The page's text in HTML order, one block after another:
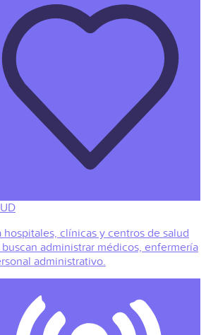
hospitales, clínicas y centros de salud
administrar médicos, enfermería
administrativo.